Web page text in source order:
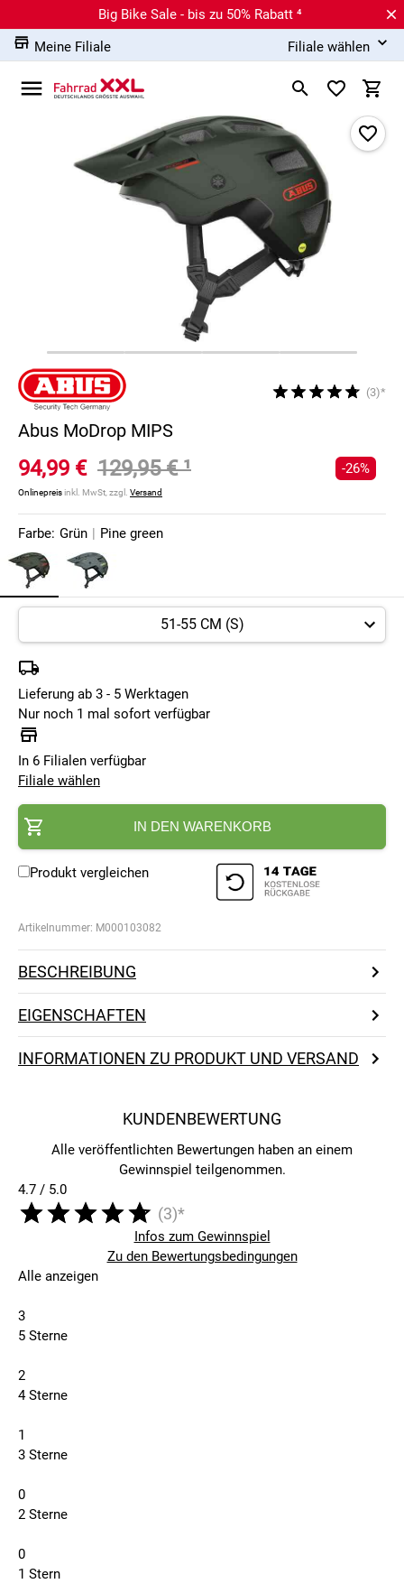
Big Bike Sale - bis zu 50% Rabatt ⁴
Meine Filiale
Filiale wählen
(3)*
Abus MoDrop MIPS
94,99 € 129,95 €¹
Onlinepreisinkl. MwSt, zzgl. Versand
-26%
Farbe: Grün | Pine green
Lieferung ab 3 - 5 Werktagen
Nur noch 1 mal sofort verfügbar
In 6 Filialen verfügbar
Filiale wählen
IN DEN WARENKORB
Produkt vergleichen
Artikelnummer: M000103082
BESCHREIBUNG
EIGENSCHAFTEN
INFORMATIONEN ZU PRODUKT UND VERSAND
KUNDENBEWERTUNG
Alle veröffentlichten Bewertungen haben an einem
Gewinnspiel teilgenommen.
4.7 / 5.0
(3)*
Infos zum Gewinnspiel
Zu den Bewertungsbedingungen
Alle anzeigen
3
5 Sterne
2
4 Sterne
1
3 Sterne
0
2 Sterne
0
1 Stern